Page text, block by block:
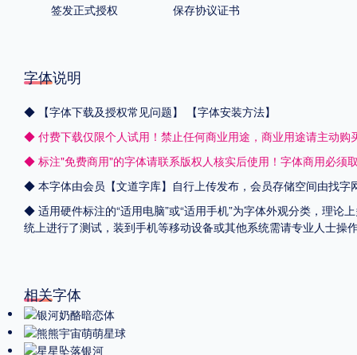
签发正式授权
保存协议证书
字体说明
◆ 【字体下载及授权常见问题】
【字体安装方法】
◆ 付费下载仅限个人试用！禁止任何商业用途，商业用途请主动购
◆ 标注"免费商用"的字体请联系版权人核实后使用！字体商用必须
◆ 本字体由会员【文道字库】自行上传发布，会员存储空间由找
◆ 适用硬件标注的“适用电脑”或“适用手机”为字体外观分类，理论
统上进行了测试，装到手机等移动设备或其他系统需请专业人士
相关字体